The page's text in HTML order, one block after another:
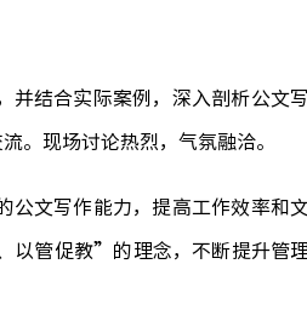
并结合实际案例 ， 深入剖析公文
。现场讨论热烈，气氛融洽。
公文写作能力，提高工作效率和
以管促教”的理念，不断提升管